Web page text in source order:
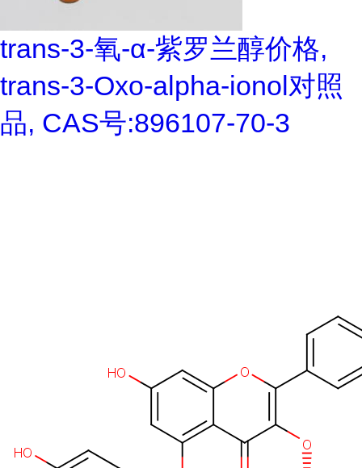
trans-3-氧-α-紫罗兰醇价格,
trans-3-Oxo-alpha-ionol对照
品, CAS号:896107-70-3